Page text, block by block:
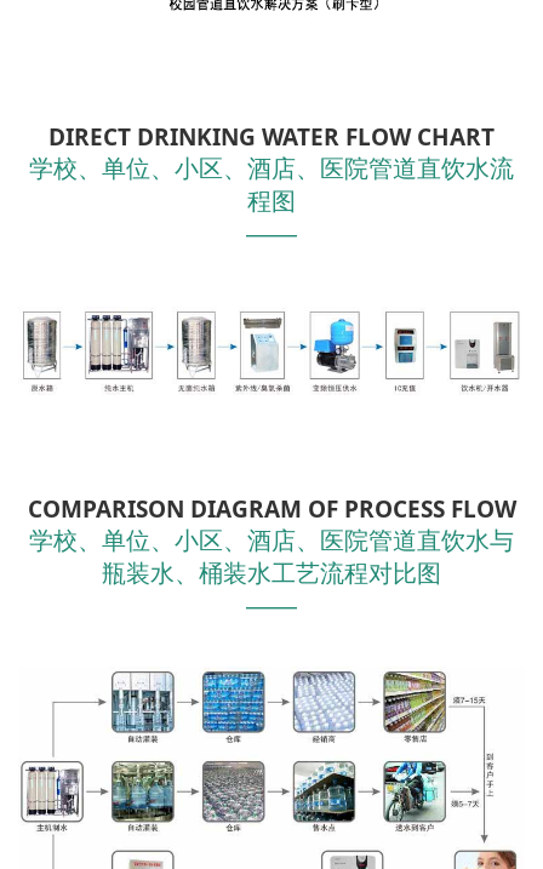
DIRECT DRINKING WATER FLOW CHART
学校、单位、小区、酒店、医院管道直饮水流
程图
———
COMPARISON DIAGRAM OF PROCESS FLOW
学校、单位、小区、酒店、医院管道直饮水与
瓶装水、桶装水工艺流程对比图
———